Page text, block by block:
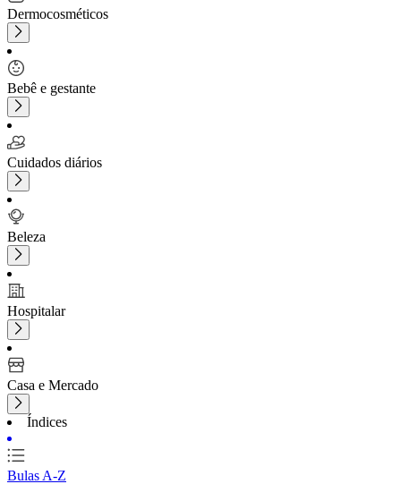
Dermocosméticos
Bebê e gestante
Cuidados diários
Beleza
Hospitalar
Casa e Mercado
Índices
Bulas A-Z